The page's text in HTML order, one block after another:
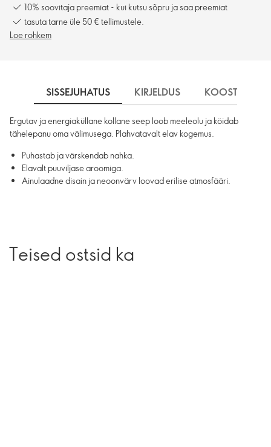
10% soovitaja preemiat - kui kutsu sõpru ja saa preemiat
tasuta tarne üle 50 € tellimustele.
Loe rohkem
SISSEJUHATUS KIRJELDUS
Ergutav ja energiaküllane kollane seep loob meeleolu ja köidab
tähelepanu oma välimusega. Plahvatavalt elav kogemus.
Puhastab ja värskendab nahka.
Elavalt puuviljase aroomiga.
Ainulaadne disain ja neoonvärv loovad erilise atmosfääri.
Teised ostsid ka